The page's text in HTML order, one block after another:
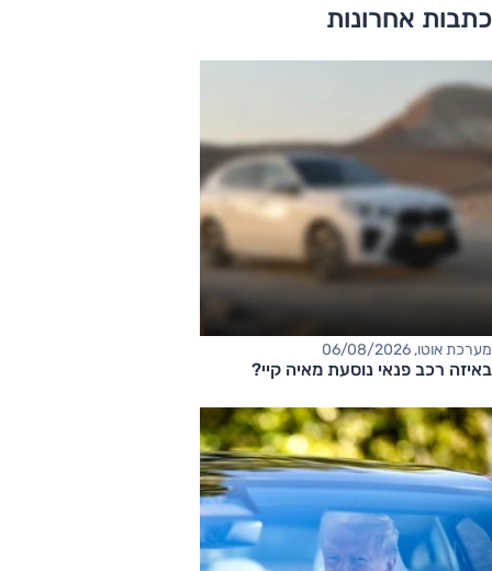
כתבות אחרונות
מערכת אוטו, 06/08/2026
באיזה רכב פנאי נוסעת מאיה קיי?